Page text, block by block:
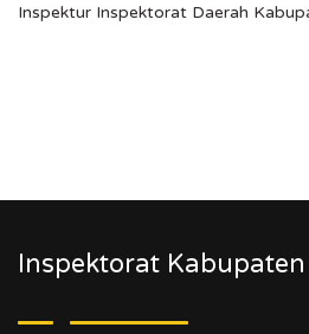
Inspektur Inspektorat Daerah
Inspektorat